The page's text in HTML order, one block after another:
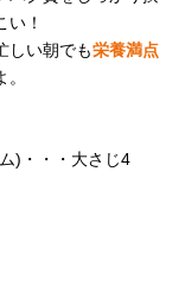
！
しい朝でも栄養満点
)・・・大さじ4